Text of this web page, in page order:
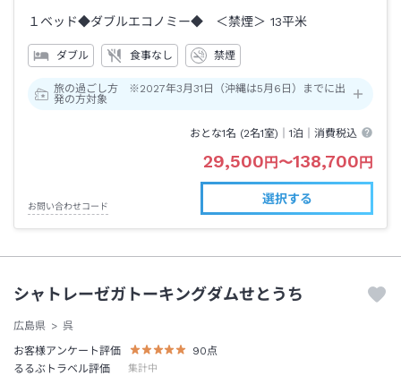
１ベッド◆ダブルエコノミー◆ ＜禁煙＞ 13平米
ダブル 食事なし 禁煙
旅の過ごし方 ※2027年3月31日（沖縄は5月6日）までに出
発の方対象
おとな1名 (2名1室)｜1泊 ｜消費税込
29,500 円 〜138,700 円
お問い合わせコード
選択する
シャトレーゼガトーキングダムせとうち
広島県
呉
お客様アンケート評価
90点
るるぶトラベル評価
集計中